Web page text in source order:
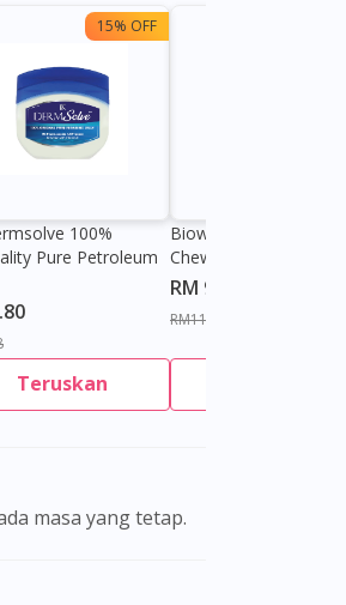
15% OFF
100%
Pure Petroleum
Teruskan
Biowell Zeero 200mg
Chewable Tablet
RM 9.80
RM11.27
masa yang tetap.